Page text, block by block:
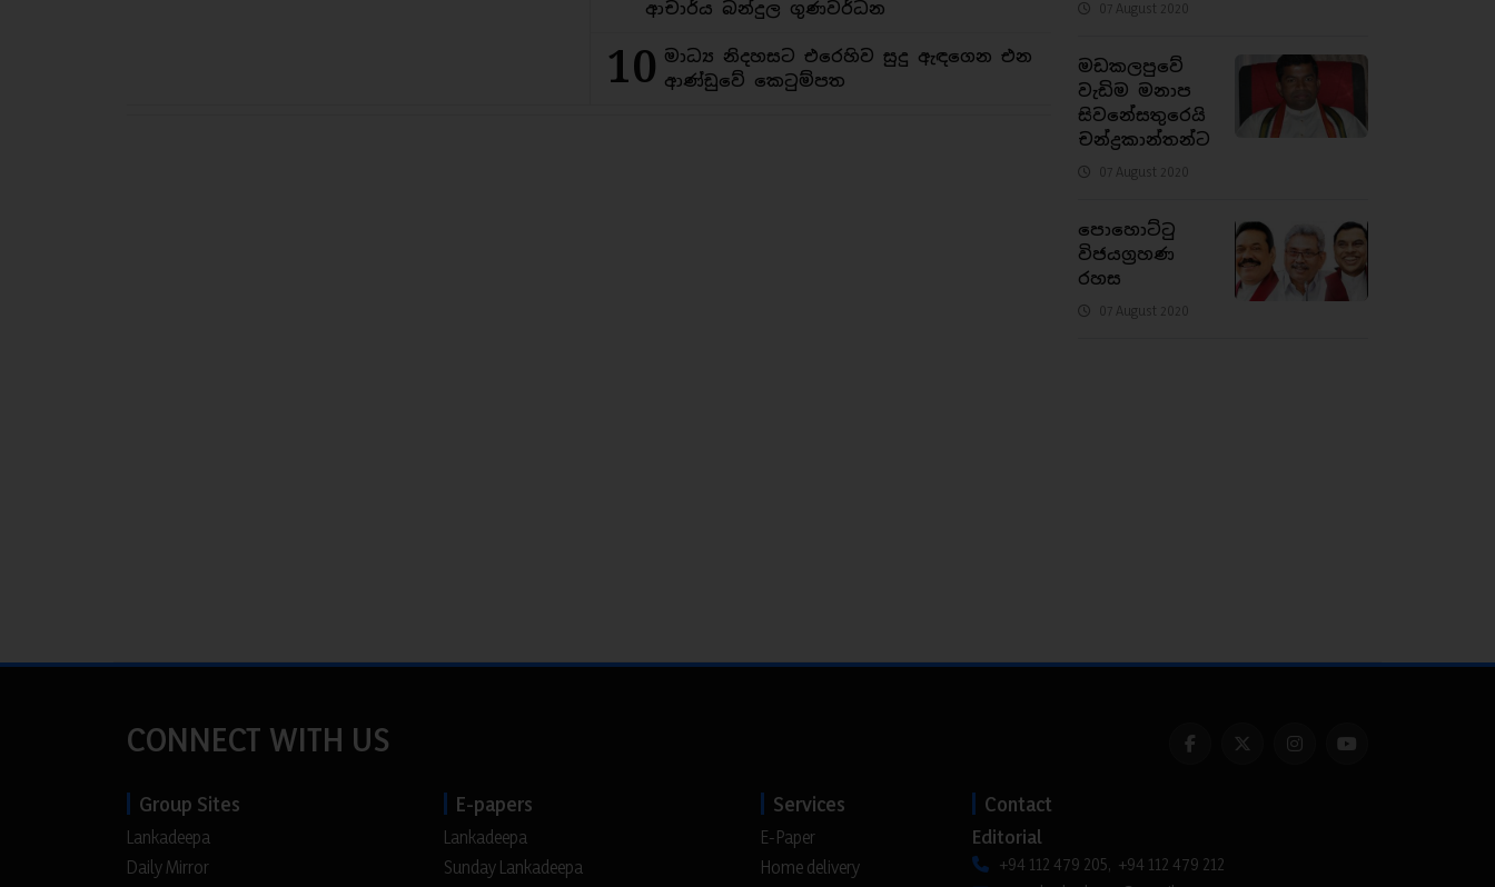
ආචාර්ය බන්දුල ගුණවර්ධන
10 මාධ්‍ය නිදහසට එරෙහිව සුදු ඇඳගෙන එන
ආණ්ඩුවේ කෙටුම්පත
07 August 2020
මඩකලපුවේ
වැඩිම මනාප
සිවනේසතුරෙයි
චන්ද්‍රකාන්තන්ට
07 August 2020
පොහොට්ටු
විජයග්‍රහණ
රහස
07 August 2020
CONNECT WITH US
Group Sites
Lankadeepa
Daily Mirror
E-papers
Lankadeepa
Sunday Lankadeepa
Services
E-Paper
Home delivery
Contact
Editorial
+94 112 479 205, +94 112 479 212